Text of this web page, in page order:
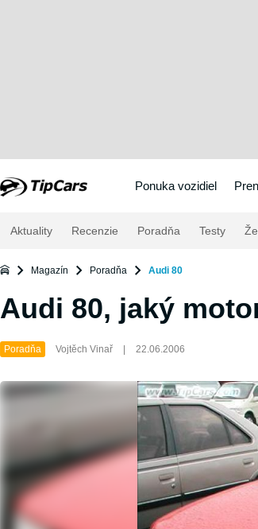
Ponuka vozidiel
Aktuality Recenzie Poradňa Testy
Magazín Poradňa Audi 80
Audi 80, jaký
Poradňa Vojtěch Vinař 22.06.2006